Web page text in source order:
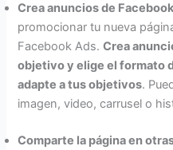
Crea anuncios de
promocionar tu nueva
Facebook Ads.Crea
objetivo y elige el formato
adapte a tus objetivos.
imagen, video, carrusel o
Comparte la página en